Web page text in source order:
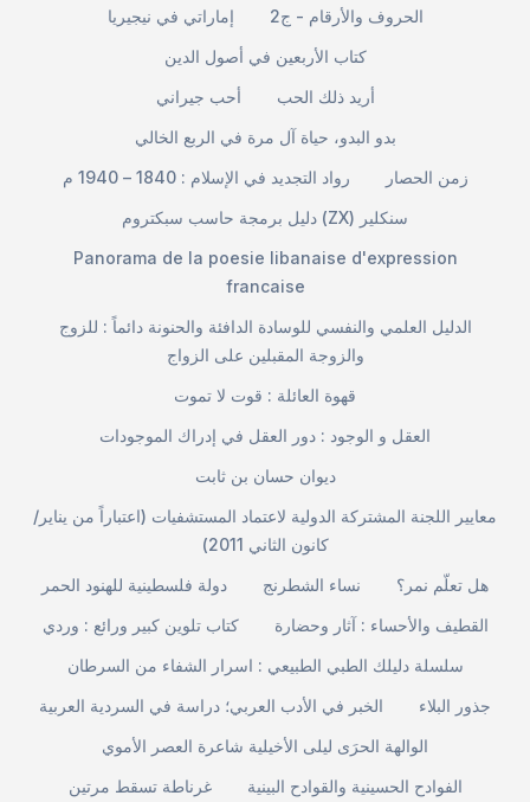
إماراتي في نيجيريا
الحروف والأرقام - ج2
كتاب الأربعين في أصول الدين
أحب جيراني
أريد ذلك الحب
بدو البدو، حياة آل مرة في الربع الخالي
رواد التجديد في الإسلام : 1840 – 1940 م
زمن الحصار
دليل برمجة حاسب سبكتروم (ZX) سنكلير
Panorama de la poesie libanaise d'expression
francaise
الدليل العلمي والنفسي للوسادة الدافئة والحنونة دائماً : للزوج
والزوجة المقبلين على الزواج
قهوة العائلة : قوت لا تموت
العقل و الوجود : دور العقل في إدراك الموجودات
ديوان حسان بن ثابت
معايير اللجنة المشتركة الدولية لاعتماد المستشفيات (اعتباراً من يناير/
كانون الثاني 2011)
دولة فلسطينية للهنود الحمر
نساء الشطرنج
هل تعلّم نمر؟
كتاب تلوين كبير ورائع : وردي
القطيف والأحساء : آثار وحضارة
سلسلة دليلك الطبي الطبيعي : اسرار الشفاء من السرطان
الخبر في الأدب العربي؛ دراسة في السردية العربية
جذور البلاء
الوالهة الحرَى ليلى الأخيلية شاعرة العصر الأموي
غرناطة تسقط مرتين
الفوادح الحسينية والقوادح البينية